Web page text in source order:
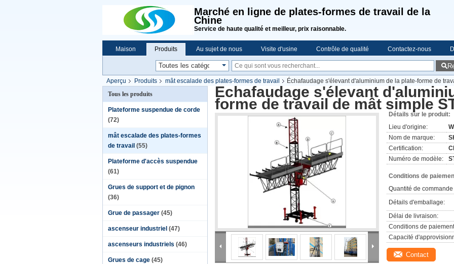
Marché en ligne de plates-formes de travail de la
Chine
Service de haute qualité et meilleur, prix raisonnable.
Maison Produits Au sujet de nous Visite d'usine Contrôle de qualité Contactez-nous
Aperçu Produits mât escalade des plates-formes de travail
Échafaudage s'élevant d'aluminium de la plate-forme de
Tous les produits
Plateforme suspendue de corde
(72)
mât escalade des plates-formes
de travail (55)
Plateforme d'accès suspendue
(61)
Grues de support et de pignon
(36)
Grue de passager (45)
ascenseur industriel (47)
ascenseurs industriels (46)
Grues de cage (45)
Échafaudage s'élevant
forme de travail de mât simple
Détails sur le produit:
Lieu d'origine:
Nom de marque:
Certification:
Numéro de modèle:
Conditions de
Quantité de
Détails d'emballage:
Délai de livraison:
Conditions de
Capacité
Contact